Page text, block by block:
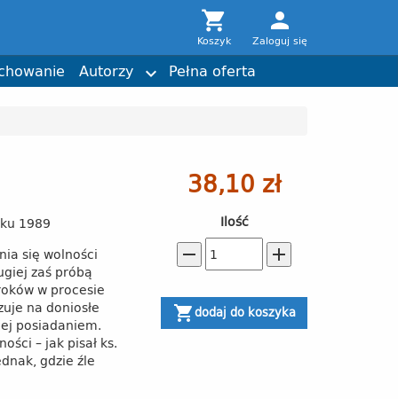

Koszyk
person
Zaloguj się
Nagrody
Torby z przesłaniem
Autorzy 
Joshtrom Isaac Kureethadam
Pełna oferta
1989
się wolności
zaś próbą
w procesie
na doniosłe
posiadaniem.
– jak pisał ks.
gdzie źle
38,10 zł
Ilość
remove add
shopping_cartdodaj do koszyka